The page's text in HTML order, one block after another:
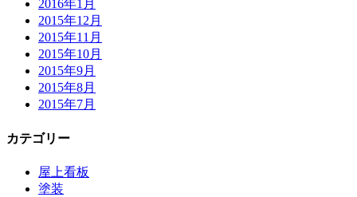
2016年1月
2015年12月
2015年11月
2015年10月
2015年9月
2015年8月
2015年7月
カテゴリー
屋上看板
塗装